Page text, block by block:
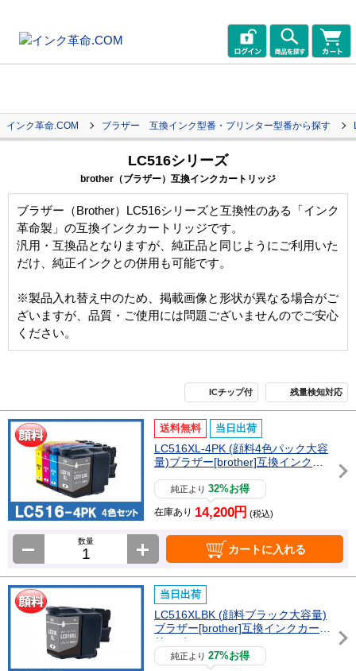
インク革命.COM ブラザー 互換インク型番・プリンター型番から探す
LC516シリーズ
brother（ブラザー）互換インクカートリッジ
ブラザー（Brother）LC516シリーズと互換性のある「インク
革命製」の互換インクカートリッジです。
汎用・互換品となりますが、純正品と同じようにご利用いた
だけ、純正インクとの併用も可能です。
※製品入れ替え中のため、掲載画像と形状が異なる場合がご
ざいますが、品質・ご使用には問題ございませんのでご安心
ください。
ICチップ付 残量検知対応
送料無料 当日出荷
LC516XL-4PK (顔料4色パック大容
量)ブラザー[brother]互換インクカ
純正より32%お得
在庫あり 14,200円 (税込)
数量
カートに入れる
当日出荷
LC516XLBK (顔料ブラック大容量)
ブラザー[brother]互換インクカート
リッジ
純正より27%お得